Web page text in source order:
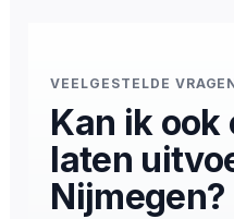
VEELGESTELDE
Kan ik ook
laten
Nijmegen?